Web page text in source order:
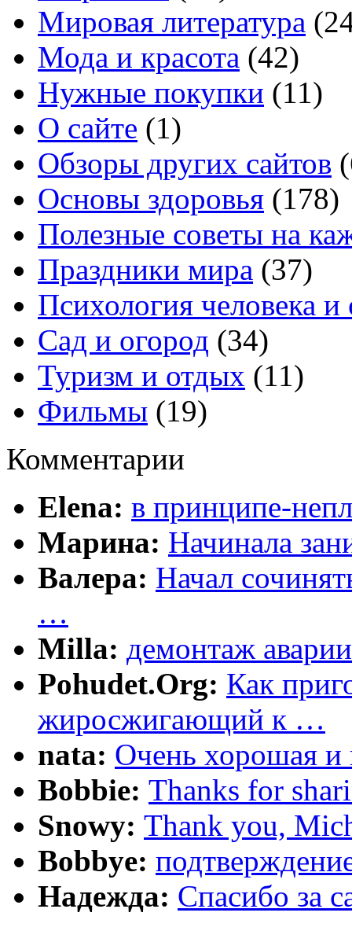
Мировая литература
Мода и красота (42)
Нужные покупки (11)
О сайте (1)
Обзоры других сайтов
Основы здоровья (178)
Полезные советы на
Праздники мира (37)
Психология человека
Сад и огород (34)
Туризм и отдых (11)
Фильмы (19)
Комментарии
Elena: в принципе-
Марина: Начинала
Валера: Начал
…
Milla: демонтаж
Pohudet.Org: Как
жиросжигающий к …
nata: Очень хорошая и
Bobbie: Thanks for
Snowy: Thank you,
Bobbye:
Надежда: Cпасибо за